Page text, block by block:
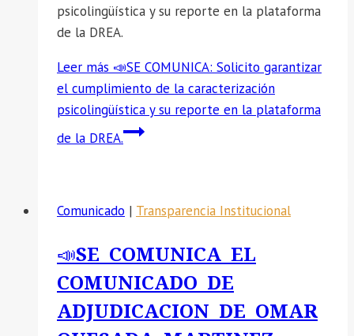
psicolingüística y su reporte en la plataforma
de la DREA.
Leer más 📣SE COMUNICA: Solicito garantizar
el cumplimiento de la caracterización
psicolingüística y su reporte en la plataforma
de la DREA.
Comunicado | Transparencia Institucional
📣SE COMUNICA EL
COMUNICADO DE
ADJUDICACION DE OMAR